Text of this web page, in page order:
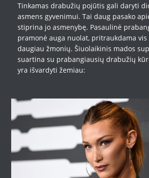
Tinkamas drabužių pojūtis gali daryti
asmens gyvenimui. Tai daug pasako
stiprina jo asmenybę. Pasaulinė
pramonė auga nuolat, pritraukdama
daugiau žmonių. Šiuolaikinis mados
suartina su prabangiausių drabužių
yra išvardyti žemiau: